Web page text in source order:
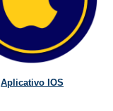
Aplicativo IOS